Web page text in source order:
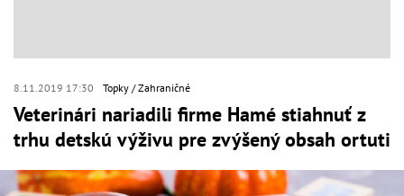
8.11.2019 17:30 Topky Zahraničné
Veterinári nariadili firme Hamé stiahnuť z
trhu detskú výživu pre zvýšený obsah ortuti